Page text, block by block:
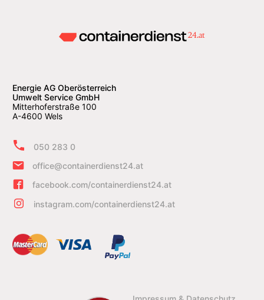
Energie AG Oberösterreich
Umwelt Service GmbH
Mitterhoferstraße 100
A-4600 Wels
050 283 0
office@containerdienst24.at
facebook.com/containerdienst24.at
instagram.com/containerdienst24.at